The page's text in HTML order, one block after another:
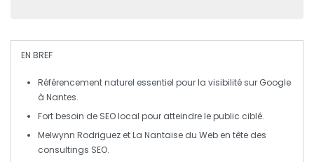
EN BREF
Référencement naturel essentiel pour la visibilité sur Google
à Nantes.
Fort besoin de SEO local pour atteindre le public ciblé.
Melwynn Rodriguez etLa Nantaise du Web en tête des
consultings SEO.